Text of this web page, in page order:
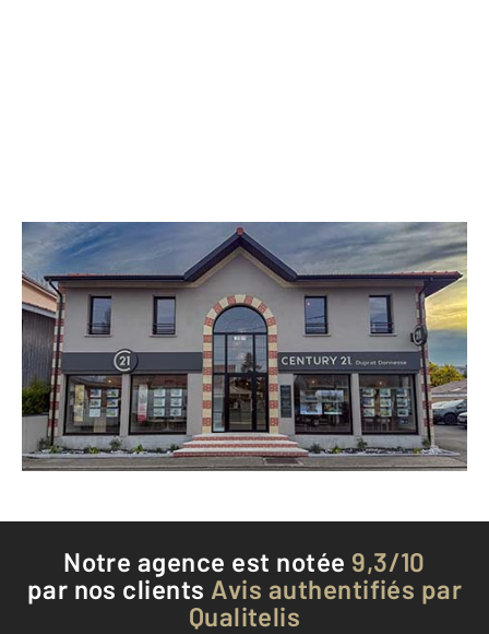
CENTURY 21 Duprat & Associés
19 avenue Saint Exupéry
LA TESTE DE BUCH - 33260
Envoyer un message
Téléphoner à l'agence
Notre agence est notée 9,3/10
par nos clients Avis authentifiés par
Qualitelis